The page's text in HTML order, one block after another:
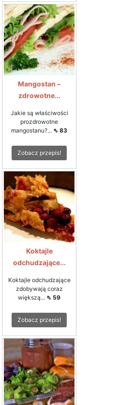
Mangostan –
zdrowotne...
Jakie są właściwości
prozdrowotne
mangostanu?... ⇖ 83
Zobacz przepis!
Koktajle
odchudzające...
Koktajle odchudzające
zdobywają coraz
większą... ⇖ 59
Zobacz przepis!